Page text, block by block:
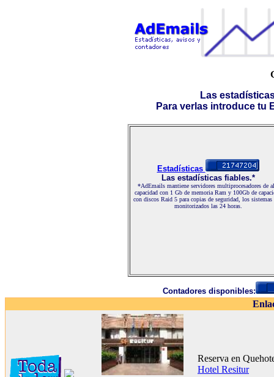
Las
Para verlas introduce tu
Estadísticas
Las estadísticas fiables.*
*AdEmails mantiene servidores multiprocesadores de
capacidad con 1 Gb de memoria Ram y 100Gb de
con discos Raid 5 para copias de seguridad, los sistemas
monitorizados las 24 horas.
Contadores disponibles:
Reserva en
Hotel Resitur